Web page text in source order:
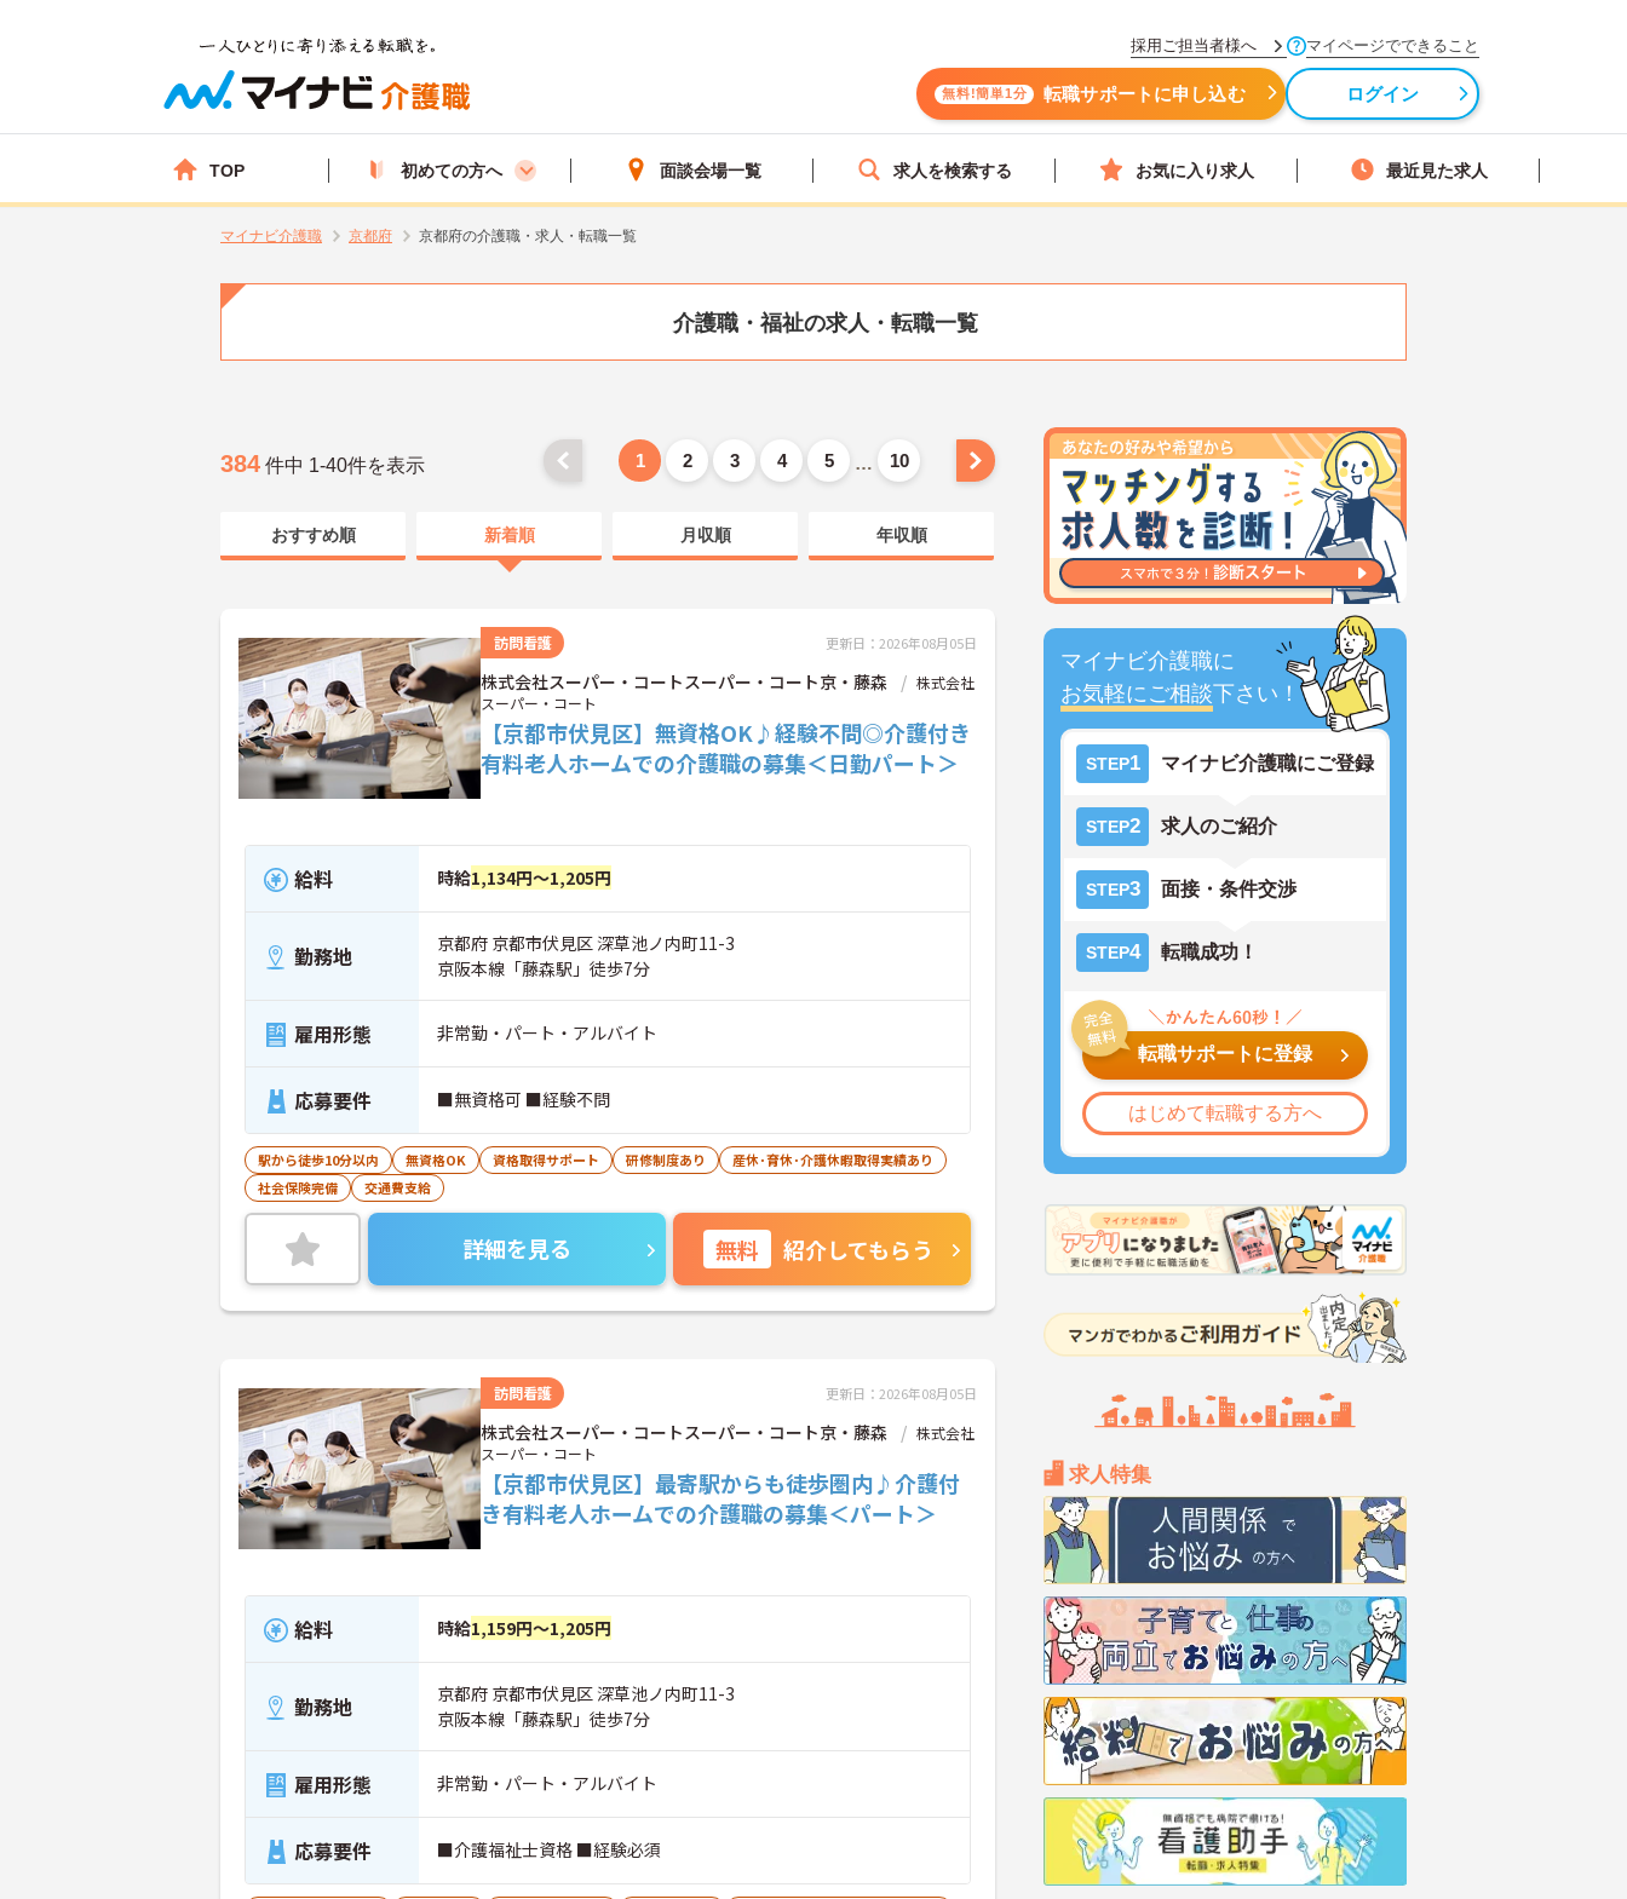
採用ご担当者様へ マイページでできること
無料!簡単1分 転職サポートに申し込む ログイン
TOP 初めての方へ 面談会場一覧 求人を検索する お気に入り求人 最近見た求人
マイナビ介護職 京都府 京都府の介護職・求人・転職一覧
介護職・福祉の求人・転職一覧
マイナビ介護職に
お気軽にご相談下さい！
STEP1 マイナビ介護職にご登録
STEP2 求人のご紹介
STEP3 面接・条件交渉
STEP4 転職成功！
転職サポートに登録
はじめて転職する方へ
求人特集
384 件中 1-40件を表示 1 2 3 4 5 … 10
おすすめ順 新着順 月収順 年収順
訪問看護 更新日：2026年08月05日
株式会社スーパー・コートスーパー・コート京・藤森
株式会社
スーパー・コート
【京都市伏見区】無資格OK♪経験不問◎介護付き
有料老人ホームでの介護職の募集＜日勤パート＞
給料 時給1,134円～1,205円
勤務地
京都府 京都市伏見区 深草池ノ内町11-3
京阪本線「藤森駅」徒歩7分
雇用形態 非常勤・パート・アルバイト
応募要件 ■無資格可 ■経験不問
駅から徒歩10分以内 無資格OK 資格取得サポート 研修制度あり
産休･育休･介護休暇取得実績あり
社会保険完備
交通費支給
詳細を見る 無料 紹介してもらう
訪問看護 更新日：2026年08月05日
株式会社スーパー・コートスーパー・コート京・藤森
株式会社
スーパー・コート
【京都市伏見区】最寄駅からも徒歩圏内♪介護付
き有料老人ホームでの介護職の募集＜パート＞
給料 時給1,159円～1,205円
勤務地
京都府 京都市伏見区 深草池ノ内町11-3
京阪本線「藤森駅」徒歩7分
雇用形態 非常勤・パート・アルバイト
応募要件 ■介護福祉士資格 ■経験必須